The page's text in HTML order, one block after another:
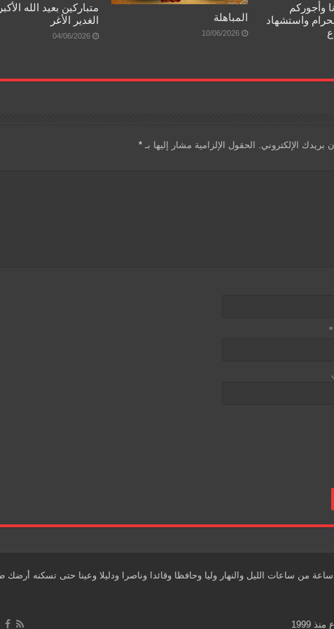
وأجوركم
واستشهاد
المباهلة
10/06/2026
متباركين بعيد الله
الغدير الأغر
04/06/2026
بريدك الإلكتروني. الحقول الإلزامية مشار إليها بـ*
*
من ساعات الليل والنهار وليا وحافظا وقائدا وناصرا ودليلا وعينا حتى تسكنه أرضك